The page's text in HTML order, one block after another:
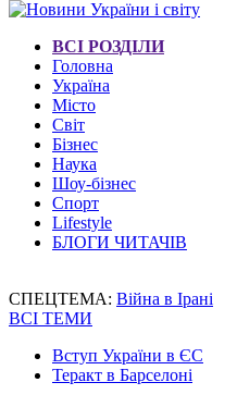
ВСІ РОЗДІЛИ
Головна
Україна
Місто
Світ
Бізнес
Наука
Шоу-бізнес
Спорт
Lifestyle
БЛОГИ ЧИТАЧІВ
СПЕЦТЕМА: Війна в Ірані
ВСІ ТЕМИ
Вступ України в ЄС
Теракт в Барселоні